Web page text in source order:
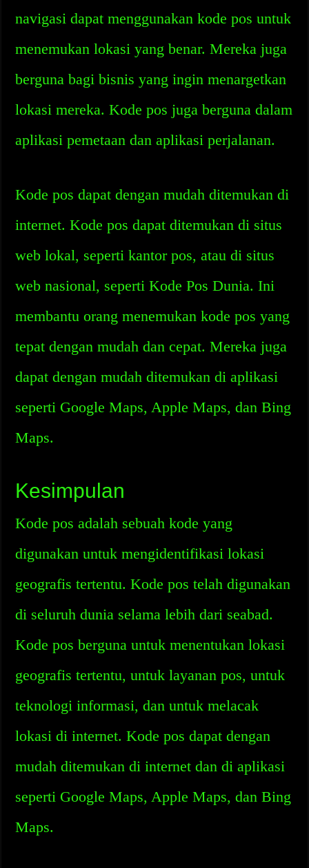
navigasi dapat menggunakan kode pos untuk
menemukan lokasi yang benar. Mereka juga
berguna bagi bisnis yang ingin menargetkan
lokasi mereka. Kode pos juga berguna dalam
aplikasi pemetaan dan aplikasi perjalanan.
Kode pos dapat dengan mudah ditemukan di
internet. Kode pos dapat ditemukan di situs
web lokal, seperti kantor pos, atau di situs
web nasional, seperti Kode Pos Dunia. Ini
membantu orang menemukan kode pos yang
tepat dengan mudah dan cepat. Mereka juga
dapat dengan mudah ditemukan di aplikasi
seperti Google Maps, Apple Maps, dan Bing
Maps.
Kesimpulan
Kode pos adalah sebuah kode yang
digunakan untuk mengidentifikasi lokasi
geografis tertentu. Kode pos telah digunakan
di seluruh dunia selama lebih dari seabad.
Kode pos berguna untuk menentukan lokasi
geografis tertentu, untuk layanan pos, untuk
teknologi informasi, dan untuk melacak
lokasi di internet. Kode pos dapat dengan
mudah ditemukan di internet dan di aplikasi
seperti Google Maps, Apple Maps, dan Bing
Maps.